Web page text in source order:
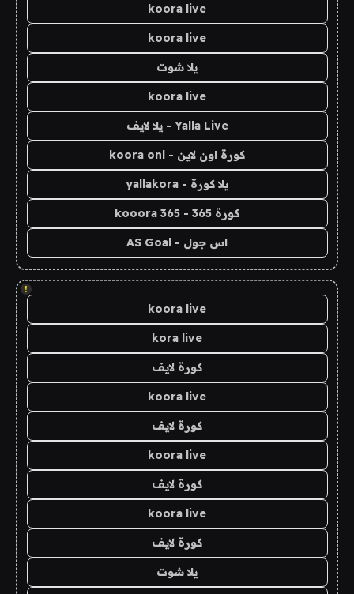
koora live
koora live
يلا شوت
koora live
Yalla Live - يلا لايف
كورة اون لاين - koora onl
يلا كورة - yallakora
كورة 365 - kooora 365
اس جول - AS Goal
!
koora live
kora live
كورة لايف
koora live
كورة لايف
koora live
كورة لايف
koora live
كورة لايف
يلا شوت